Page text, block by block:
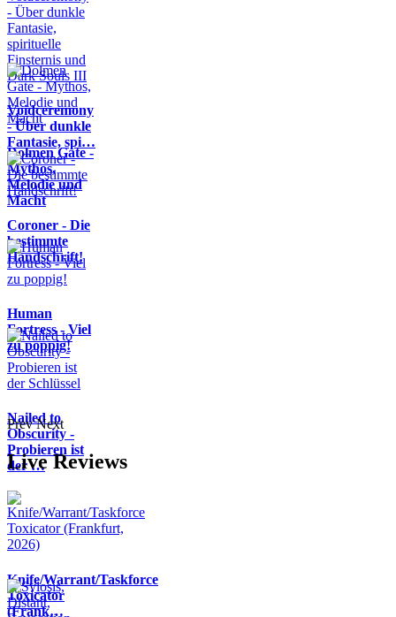
Voidceremony
- Über dunkle
Fantasie, spi…
Dolmen Gate -
Mythos,
Melodie und
Macht
Coroner - Die
bestimmte
Handschrift!
Human
Fortress - Viel
zu poppig!
Nailed to
Obscurity -
Probieren ist
der …
Prev Next
Live Reviews
Knife/Warrant/Taskforce
Toxicator
(Frank…